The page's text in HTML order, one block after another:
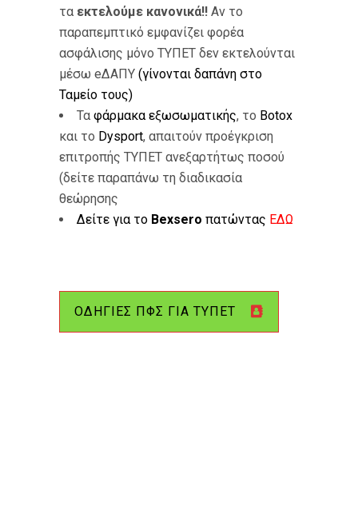
τα εκτελούμε κανονικά!! Αν το
παραπεμπτικό εμφανίζει φορέα
ασφάλισης μόνο ΤΥΠΕΤ δεν εκτελούνται
μέσω eΔΑΠΥ (γίνονται δαπάνη στο
Ταμείο τους)
Τα φάρμακα εξωσωματικής, το Botox
και το Dysport, απαιτούν προέγκριση
επιτροπής ΤΥΠΕΤ ανεξαρτήτως ποσού
(δείτε παραπάνω τη διαδικασία
θεώρησης
Δείτε για το Bexsero πατώντας ΕΔΩ
ΟΔΗΓΙΕΣ ΠΦΣ ΓΙΑ ΤΥΠΕΤ